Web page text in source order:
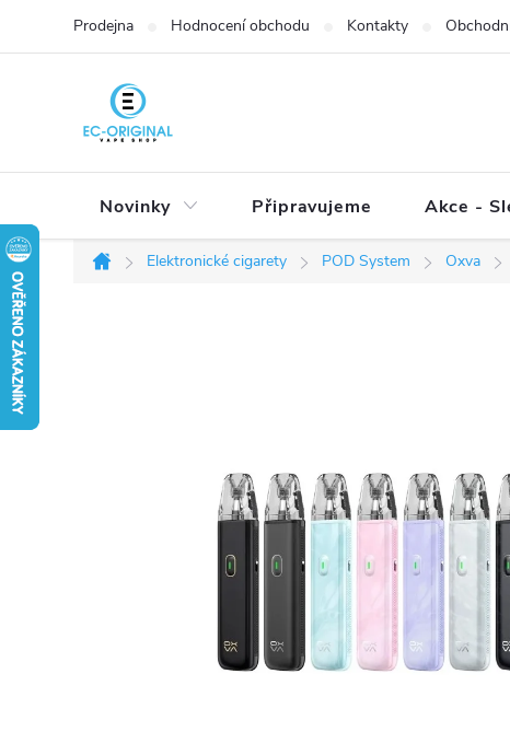
Prodejna Hodnocení obchodu Kontakty
Novinky Připravujeme Akce -
Domů
Elektronické cigarety POD System Oxva